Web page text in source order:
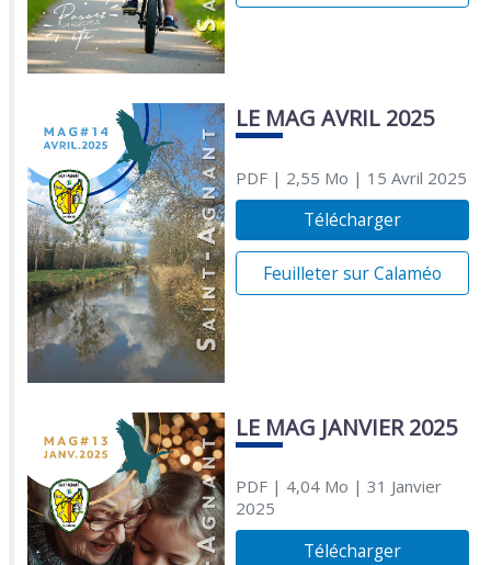
LE MAG AVRIL 2025
PDF| 2,55 Mo | 15 Avril 2025
Télécharger
Feuilleter sur Calaméo
LE MAG JANVIER 2025
PDF| 4,04 Mo | 31 Janvier
2025
Télécharger